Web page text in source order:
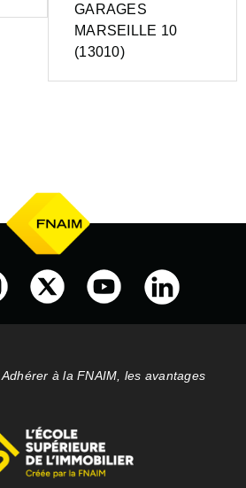
GARAGES
MARSEILLE 10
(13010)
Adhérer à la FNAIM, les avantages